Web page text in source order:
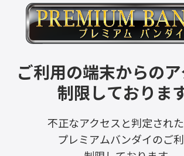
ご利用の端末からの
制限しております
不正なアクセスと判定された
プレミアムバンダイのご